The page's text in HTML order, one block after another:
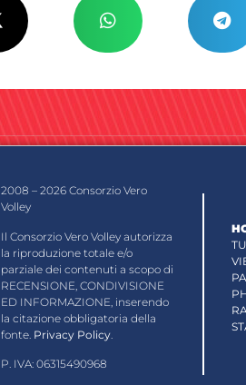
2008 – 2026 Consorzio Vero
Volley
Il Consorzio Vero Volley autorizza
la riproduzione totale e/o
parziale dei contenuti a scopo di
RECENSIONE, CONDIVISIONE
ED INFORMAZIONE, inserendo
la citazione obbligatoria della
fonte. Privacy Policy
P. IVA: 06315490968